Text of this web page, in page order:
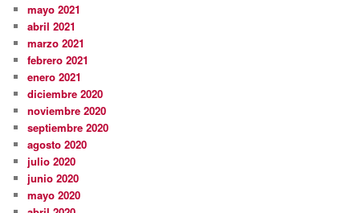
mayo 2021
abril 2021
marzo 2021
febrero 2021
enero 2021
diciembre 2020
noviembre 2020
septiembre 2020
agosto 2020
julio 2020
junio 2020
mayo 2020